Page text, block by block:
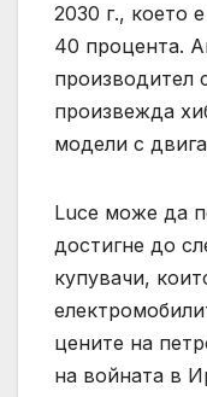
2030 г., което
40 процента.
произвежда
модели с
Luce може да
достигне до
купувачи,
цените на
на войната в